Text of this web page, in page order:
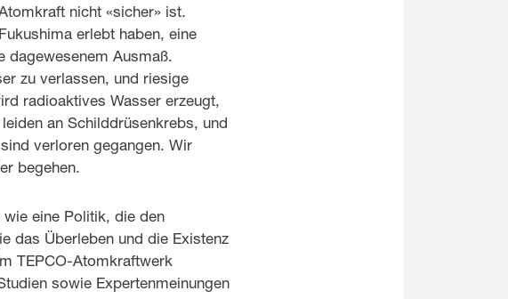
nicht «sicher» ist.
erlebt haben, eine
dagewesenem Ausmaß.
zu verlassen, und riesige
radioaktives Wasser erzeugt,
an Schilddrüsenkrebs, und
verloren gegangen. Wir
begehen.
eine Politik, die den
das Überleben und die Existenz
TEPCO-Atomkraftwerk
sowie Expertenmeinungen